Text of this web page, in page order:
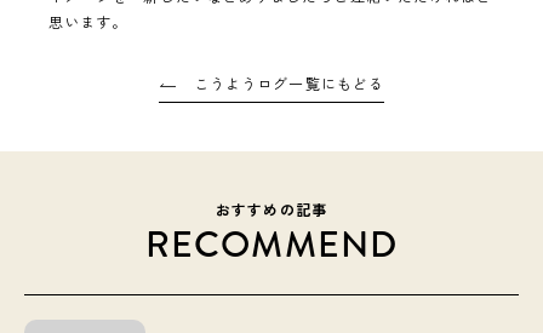
思います。
こうようログ一覧にもどる
おすすめの記事
RECOMMEND